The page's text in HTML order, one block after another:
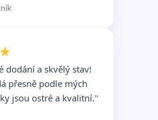
dodání a skvělý stav!
přesně podle mých
jsou ostré a kvalitní."